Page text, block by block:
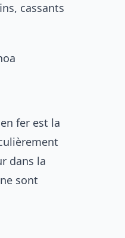
cassants
fer est la
dans la
sont